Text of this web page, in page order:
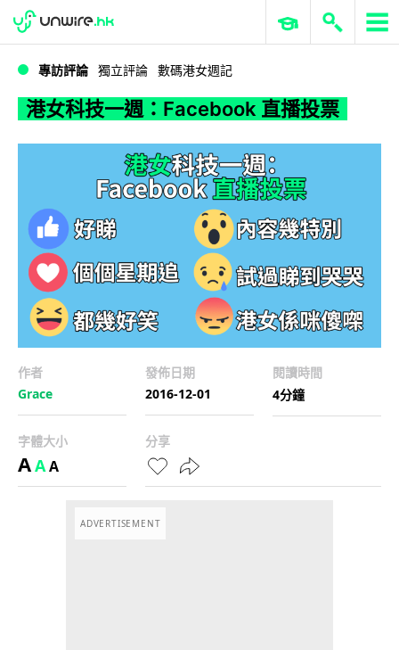
港女科技一週：Facebook 直播投票
WWDC 2026 ERP 與商業 AI
專訪評論 獨立評論 數碼港女週記
港女科技一週：Facebook 直播投票
作者
Grace
發佈日期
2016-12-01
閱讀時間
4分鐘
字體大小
AAA
分享
ADVERTISEMENT